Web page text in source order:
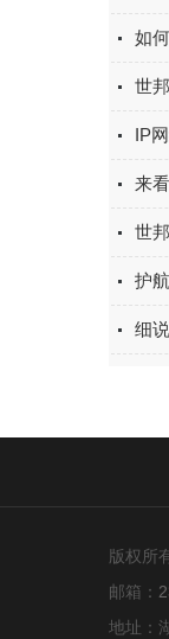
世
来
世
细
版权所
邮箱：
地址：